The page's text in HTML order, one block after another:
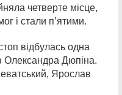
четверте місце,
і стали п’ятими.
відбулась одна
Олександра Дюпіна.
Ярослав